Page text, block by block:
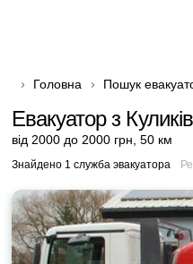
Головна Пошук
Евакуатор з
від 2000 до 2000 грн 50 км
Знайдено 1 служба эвакуатора